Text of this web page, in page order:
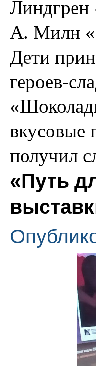
А. Милн
Дети
героев-
вкусовые
получил
«Путь